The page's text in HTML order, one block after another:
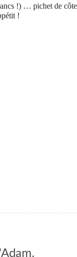
!) … pichet de
!